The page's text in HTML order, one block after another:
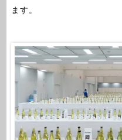
ます。